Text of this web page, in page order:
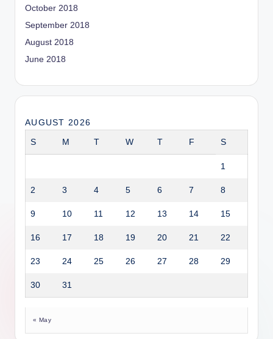
October 2018
September 2018
August 2018
June 2018
AUGUST 2026
S M T W T F S
1
2 3 4 5 6 7 8
9 10 11 12 13 14 15
16 17 18 19 20 21 22
23 24 25 26 27 28 29
30 31
« May